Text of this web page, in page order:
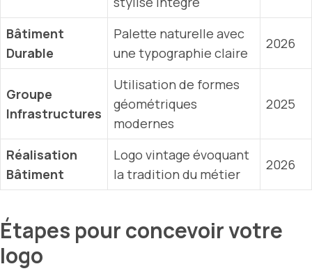
Bâtiment
Durable
Palette naturelle avec
une typographie claire
2026
Groupe
Infrastructures
Utilisation de formes
géométriques
modernes
2025
Réalisation
Bâtiment
Logo vintage évoquant
la tradition du métier
2026
Étapes pour concevoir votre
logo